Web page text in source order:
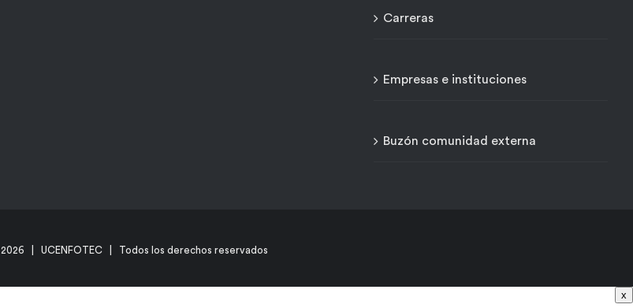
Carreras
Empresas e instituciones
Buzón comunidad externa
2026 | UCENFOTEC | Todos los derechos reservados
x